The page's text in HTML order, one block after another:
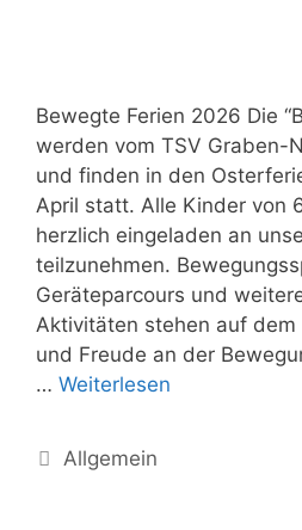
Bewegte Ferien 2026 Die
werden vom TSV Graben-
und finden in den
April statt. Alle Kinder von
herzlich eingeladen an
teilzunehmen.
Geräteparcours und
Aktivitäten stehen auf dem
und Freude an der
… Weiterlesen
Allgemein